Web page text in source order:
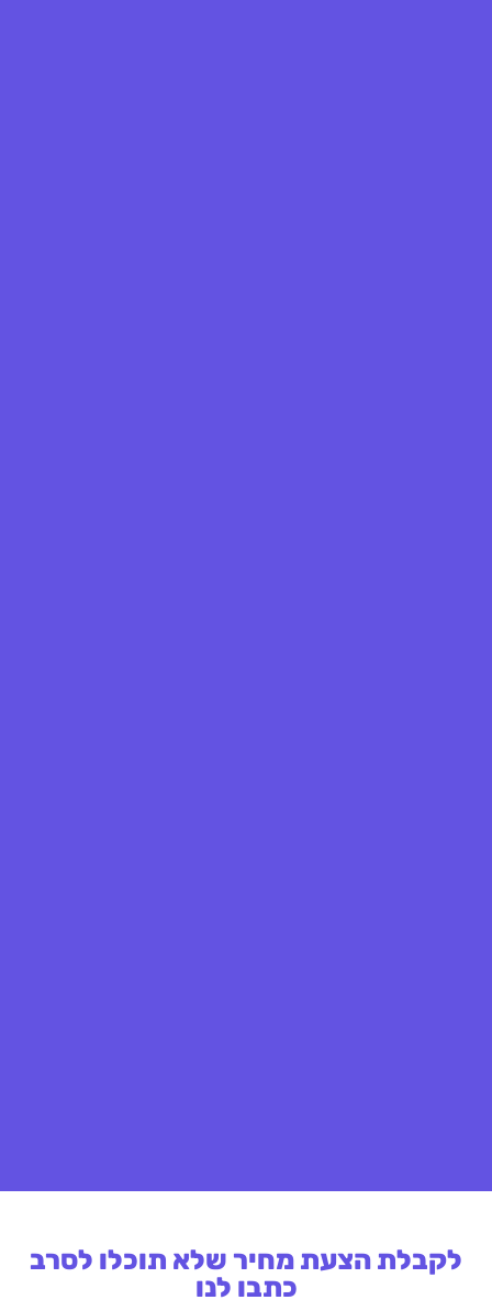
לקבלת הצעת מחיר שלא תוכלו לסרב
כתבו לנו